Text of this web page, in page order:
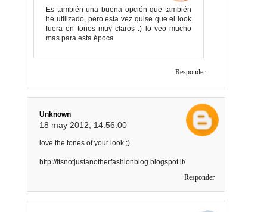
Es también una buena opción que también
he utilizado, pero esta vez quise que el look
fuera en tonos muy claros :) lo veo mucho
mas para esta época
Responder
Unknown
18 may 2012, 14:56:00
love the tones of your look ;)
http://itsnotjustanotherfashionblog.blogspot.it/
Responder